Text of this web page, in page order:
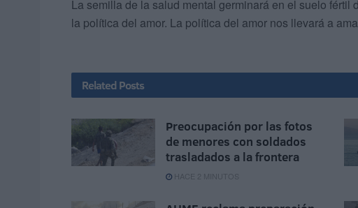
La semilla de la salud mental germinará en el suelo
la política del amor. La política del amor nos llevará a
Related Posts
Preocupación por las fotos
de menores con soldados
trasladados a la frontera
HACE 2 MINUTOS